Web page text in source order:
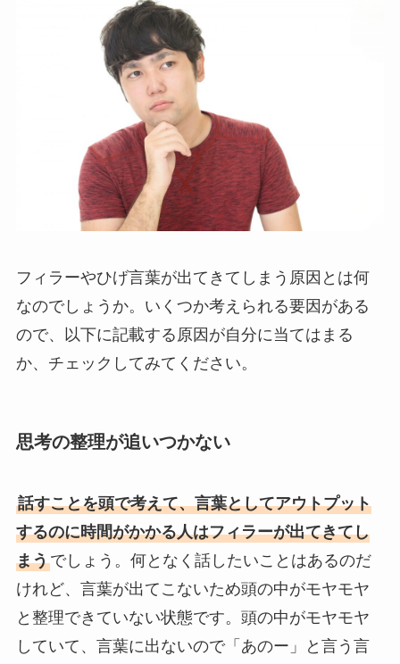
フィラーやひげ言葉が出てきてしまう原因とは何
なのでしょうか。いくつか考えられる要因がある
ので、以下に記載する原因が自分に当てはまる
か、チェックしてみてください。
思考の整理が追いつかない
話すことを頭で考えて、言葉としてアウトプット
するのに時間がかかる人はフィラーが出てきてし
まうでしょう。何となく話したいことはあるのだ
けれど、言葉が出てこないため頭の中がモヤモヤ
と整理できていない状態です。頭の中がモヤモヤ
していて、言葉に出ないので「あのー」と言う言